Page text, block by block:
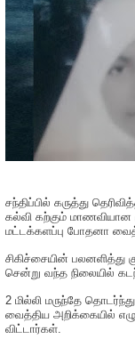
சந்திப்பில் கருத்து
கல்வி கற்கும் மாணவியான
மட்டக்களப்பு போதனா
சிகிச்சையின் பலனளித்து
சென்று வந்த நிலையில்
2 மில்லி மருந்தே
வைத்திய அறிக்கையில்
விட்டார்கள்.